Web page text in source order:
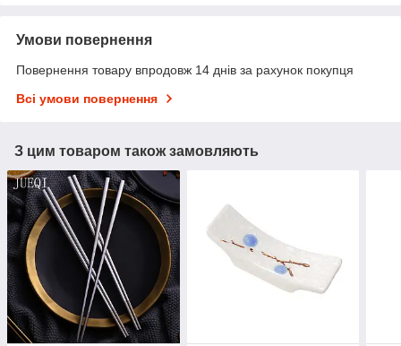
Умови повернення
Повернення товару впродовж 14 днів за рахунок покупця
Всі умови повернення
З цим товаром також замовляють